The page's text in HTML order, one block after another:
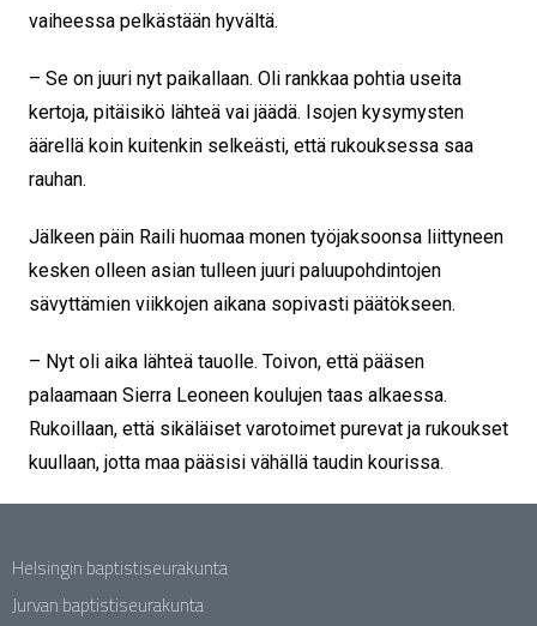
vaiheessa pelkästään hyvältä.
– Se on juuri nyt paikallaan. Oli rankkaa pohtia useita
kertoja, pitäisikö lähteä vai jäädä. Isojen kysymysten
äärellä koin kuitenkin selkeästi, että rukouksessa saa
rauhan.
Jälkeen päin Raili huomaa monen työjaksoonsa liittyneen
kesken olleen asian tulleen juuri paluupohdintojen
sävyttämien viikkojen aikana sopivasti päätökseen.
– Nyt oli aika lähteä tauolle. Toivon, että pääsen
palaamaan Sierra Leoneen koulujen taas alkaessa.
Rukoillaan, että sikäläiset varotoimet purevat ja rukoukset
kuullaan, jotta maa pääsisi vähällä taudin kourissa.
Helsingin baptistiseurakunta
Jurvan baptistiseurakunta